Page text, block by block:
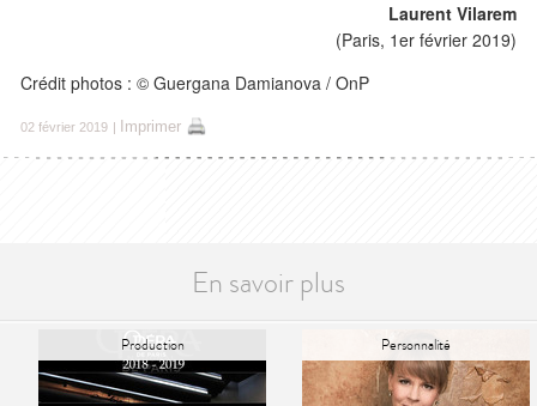
Laurent Vilarem
(Paris, 1er février 2019)
Crédit photos : © Guergana Damianova / OnP
02 février 2019 | Imprimer
En savoir plus
Production Personnalité